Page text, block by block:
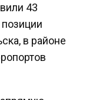
43
в районе